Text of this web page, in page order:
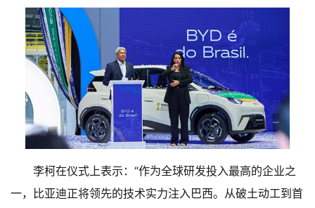
李柯在仪式上表示：“作为全球研发投入最高的企业之
一，比亚迪正将领先的技术实力注入巴西。从破土动工到首